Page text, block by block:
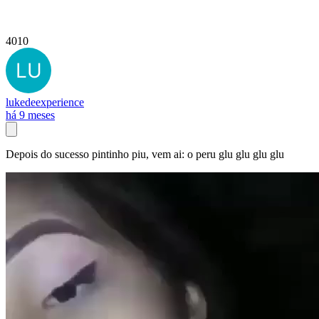
4010
lukedeexperience
há 9 meses
Depois do sucesso pintinho piu, vem ai: o peru glu glu glu glu